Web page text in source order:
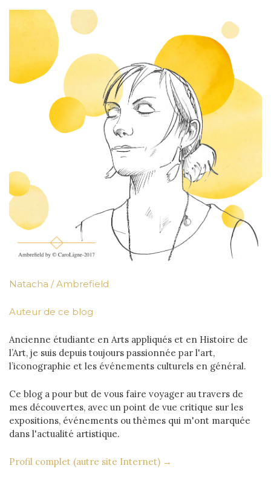
Natacha / Ambrefield
Auteur de ce blog
Ancienne étudiante en Arts appliqués et en Histoire de
l’Art, je suis depuis toujours passionnée par l'art,
l’iconographie et les événements culturels en général.
Ce blog a pour but de vous faire voyager au travers de
mes découvertes, avec un point de vue critique sur les
expositions, événements ou thèmes qui m'ont marquée
dans l'actualité artistique.
Profil complet (autre site Internet) →